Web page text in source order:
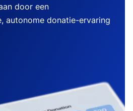
door een
autonome donatie-ervaring